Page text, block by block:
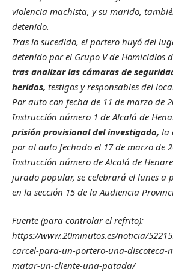
Tras lo sucedido, el portero huyó del
detenido por el Grupo V de Homicidios
tras analizar las cámaras de
heridos, testigos y responsables del
Por auto con fecha de 11 de marzo de
Instrucción número 1 de Alcalá de
prisión provisional del investigado, la
por al auto fechado el 17 de marzo de
Instrucción número de Alcalá de
jurado popular, se celebrará el lunes a
en la sección 15 de la Audiencia
Fuente (para controlar el refrito):
https://www.20minutos.es/noticia/
carcel-para-un-portero-una-discoteca-
matar-un-cliente-una-patada/